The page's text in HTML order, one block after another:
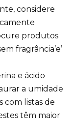
considere
produtos
fragrância’e’
e ácido
a umidade
com listas de
têm maior